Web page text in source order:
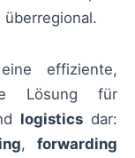
überregional.
effiziente,
Lösung für
logistics dar:
, forwarding